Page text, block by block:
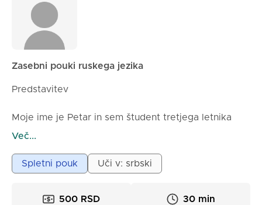
Zasebni pouki ruskega jezika
Predstavitev
Moje ime je Petar in sem študent tretjega letnika
gimnazije, dvojezične ruske smeri. Strastno učim in
prenesti drugim prek spletnih ur, prilagojenih
otrokom iz tujine.
Kvalifikacije in izkušnje
Več...
Spletni pouk Uči v: srbski
500 RSD 30 min